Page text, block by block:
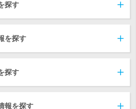
探す
を探す
探す
報を探す